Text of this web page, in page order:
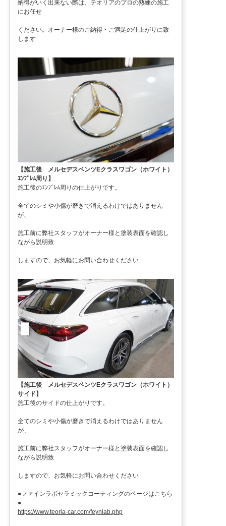
納得がいく出来ない際は、テオリアのプロの熟練の施工
にお任せ
ください。オーナー様のご納得・ご満足の仕上がりに致
します
【施工後 メルセデスベンツEクラスワゴン（ホワイト）
ｴﾝﾌﾞﾚﾑ周り】
施工後のｴﾝﾌﾞﾚﾑ周りの仕上がりです。
全てのシミや小傷が磨きで消えるわけではありません
が、
施工前に弊社スタッフがオーナー様と塗装表面を確認し
ながら説明致
しますので、お気軽にお問い合わせください
【施工後 メルセデスベンツEクラスワゴン（ホワイト）
サイド】
施工後のサイドの仕上がりです。
全てのシミや小傷が磨きで消えるわけではありません
が、
施工前に弊社スタッフがオーナー様と塗装表面を確認し
ながら説明致
しますので、お気軽にお問い合わせください
●ファインラボセラミックコーティングのページはこちら
●
https://www.teoria-car.com/feynlab.php